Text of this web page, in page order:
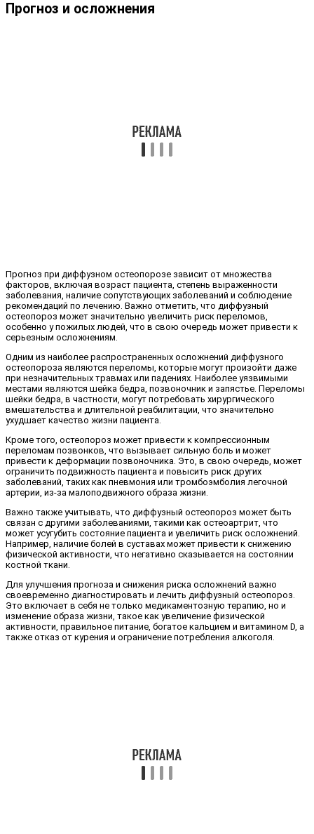
Прогноз и осложнения
Прогноз при диффузном остеопорозе зависит от множества
факторов, включая возраст пациента, степень выраженности
заболевания, наличие сопутствующих заболеваний и соблюдение
рекомендаций по лечению. Важно отметить, что диффузный
остеопороз может значительно увеличить риск переломов,
особенно у пожилых людей, что в свою очередь может привести к
серьезным осложнениям.
Одним из наиболее распространенных осложнений диффузного
остеопороза являются переломы, которые могут произойти даже
при незначительных травмах или падениях. Наиболее уязвимыми
местами являются шейка бедра, позвоночник и запястье. Переломы
шейки бедра, в частности, могут потребовать хирургического
вмешательства и длительной реабилитации, что значительно
ухудшает качество жизни пациента.
Кроме того, остеопороз может привести к компрессионным
переломам позвонков, что вызывает сильную боль и может
привести к деформации позвоночника. Это, в свою очередь, может
ограничить подвижность пациента и повысить риск других
заболеваний, таких как пневмония или тромбоэмболия легочной
артерии, из-за малоподвижного образа жизни.
Важно также учитывать, что диффузный остеопороз может быть
связан с другими заболеваниями, такими как остеоартрит, что
может усугубить состояние пациента и увеличить риск осложнений.
Например, наличие болей в суставах может привести к снижению
физической активности, что негативно сказывается на состоянии
костной ткани.
Для улучшения прогноза и снижения риска осложнений важно
своевременно диагностировать и лечить диффузный остеопороз.
Это включает в себя не только медикаментозную терапию, но и
изменение образа жизни, такое как увеличение физической
активности, правильное питание, богатое кальцием и витамином D, а
также отказ от курения и ограничение потребления алкоголя.